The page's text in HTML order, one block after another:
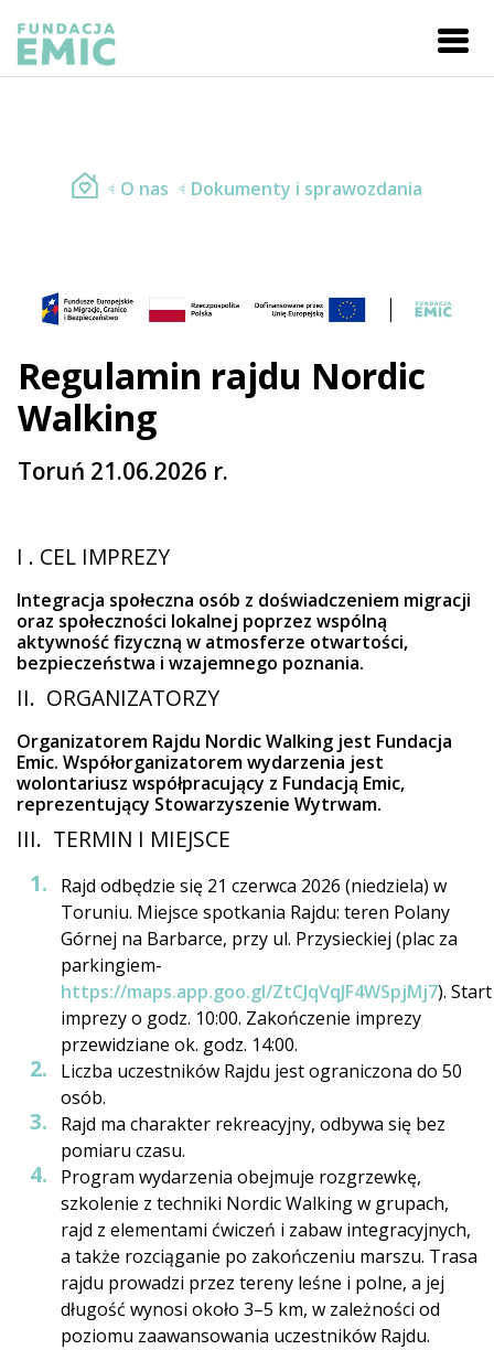
O nas Dokumenty i sprawozdania
Regulamin rajdu Nordic
Walking
Toruń 21.06.2026 r.
I . CEL IMPREZY
Integracja społeczna osób z doświadczeniem migracji
oraz społeczności lokalnej poprzez wspólną
aktywność fizyczną w atmosferze otwartości,
bezpieczeństwa i wzajemnego poznania.
II. ORGANIZATORZY
Organizatorem Rajdu Nordic Walking jest Fundacja
Emic. Współorganizatorem wydarzenia jest
wolontariusz współpracujący z Fundacją Emic,
reprezentujący Stowarzyszenie Wytrwam.
III. TERMIN I MIEJSCE
Rajd odbędzie się 21 czerwca 2026 (niedziela) w
Toruniu. Miejsce spotkania Rajdu: teren Polany
Górnej na Barbarce, przy ul. Przysieckiej (plac za
parkingiem-
https://maps.app.goo.gl/ZtCJqVqJF4WSpjMj7). Start
imprezy o godz. 10:00. Zakończenie imprezy
przewidziane ok. godz. 14:00.
Liczba uczestników Rajdu jest ograniczona do 50
osób.
Rajd ma charakter rekreacyjny, odbywa się bez
pomiaru czasu.
Program wydarzenia obejmuje rozgrzewkę,
szkolenie z techniki Nordic Walking w grupach,
rajd z elementami ćwiczeń i zabaw integracyjnych,
a także rozciąganie po zakończeniu marszu. Trasa
rajdu prowadzi przez tereny leśne i polne, a jej
długość wynosi około 3–5 km, w zależności od
poziomu zaawansowania uczestników Rajdu.